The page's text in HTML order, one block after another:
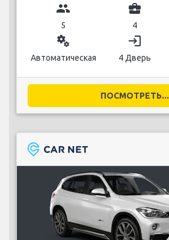
group
5
business_center
4
miscellaneous_services
Автоматическая
login
4 Дверь
ПОСМОТРЕТЬ...